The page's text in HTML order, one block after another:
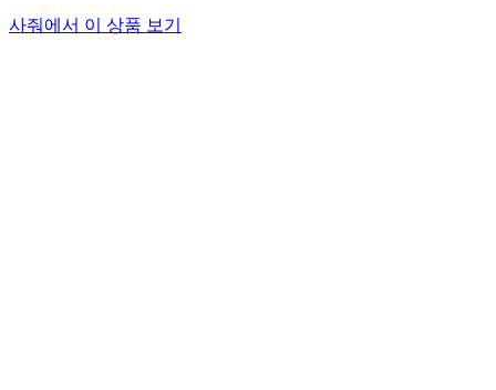
사줘에서 이 상품 보기